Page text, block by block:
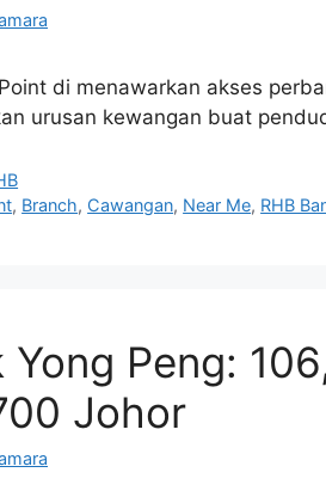
di menawarkan akses
urusan kewangan buat
, Branch, Cawangan, Near Me, RHB
Yong Peng:
Johor